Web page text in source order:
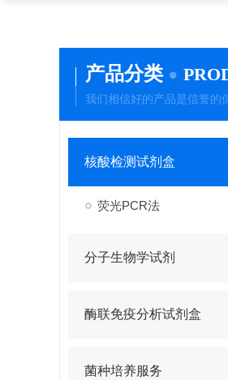
产品分类
我们相信好的产品是信誉的
核酸检测试剂盒
荧光PCR法
分子生物学试剂
酶联免疫分析试剂盒
菌种培养服务